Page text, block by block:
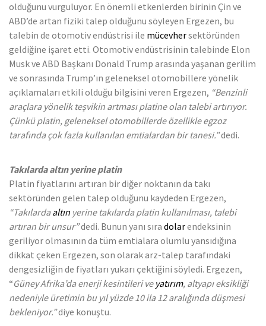
olduğunu vurguluyor. En önemli etkenlerden birinin Çin ve
ABD’de artan fiziki talep olduğunu söyleyen Ergezen, bu
talebin de otomotiv endüstrisi ile mücevhersektöründen
geldiğine işaret etti. Otomotiv endüstrisinin talebinde Elon
Musk ve ABD Başkanı Donald Trump arasında yaşanan gerilim
ve sonrasında Trump’ın geleneksel otomobillere yönelik
açıklamaları etkili olduğu bilgisini veren Ergezen, “Benzinli
araçlara yönelik teşvikin artması platine olan talebi artırıyor.
Çünkü platin, geleneksel otomobillerde özellikle egzoz
tarafında çok fazla kullanılan emtialardan bir tanesi.”dedi.
Takılarda altın yerine platin
Platin fiyatlarını artıran bir diğer noktanın da takı
sektöründen gelen talep olduğunu kaydeden Ergezen,
“Takılardaaltın yerine takılarda platin kullanılması, talebi
artıran bir unsur”dedi. Bunun yanı sıra dolarendeksinin
geriliyor olmasının da tüm emtialara olumlu yansıdığına
dikkat çeken Ergezen, son olarak arz-talep tarafındaki
dengesizliğin de fiyatları yukarı çektiğini söyledi. Ergezen,
“Güney Afrika’da enerji kesintileri ve yatırım, altyapı eksikliği
nedeniyle üretimin bu yıl yüzde 10 ila 12 aralığında düşmesi
bekleniyor.”diye konuştu.